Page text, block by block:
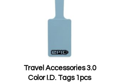
Travel Accessories 3.0
Color I.D. Tags 1pcs